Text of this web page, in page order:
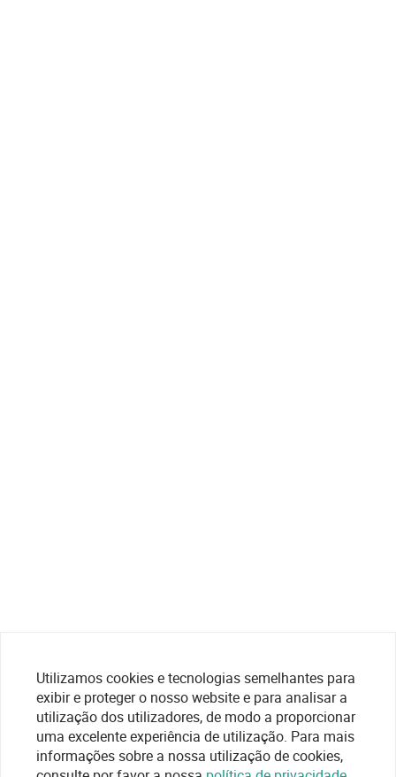
Utilizamos cookies e tecnologias semelhantes para
exibir e proteger o nosso website e para analisar a
utilização dos utilizadores, de modo a proporcionar
uma excelente experiência de utilização. Para mais
informações sobre a nossa utilização de cookies,